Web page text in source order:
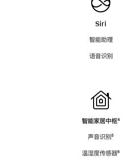
Siri
智能助理
语音识别
智能家居中枢脚
⁴
声音识别脚
⁵
温湿度传感器脚
⁶